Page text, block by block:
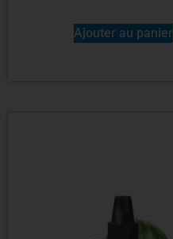
Ajouter au panier